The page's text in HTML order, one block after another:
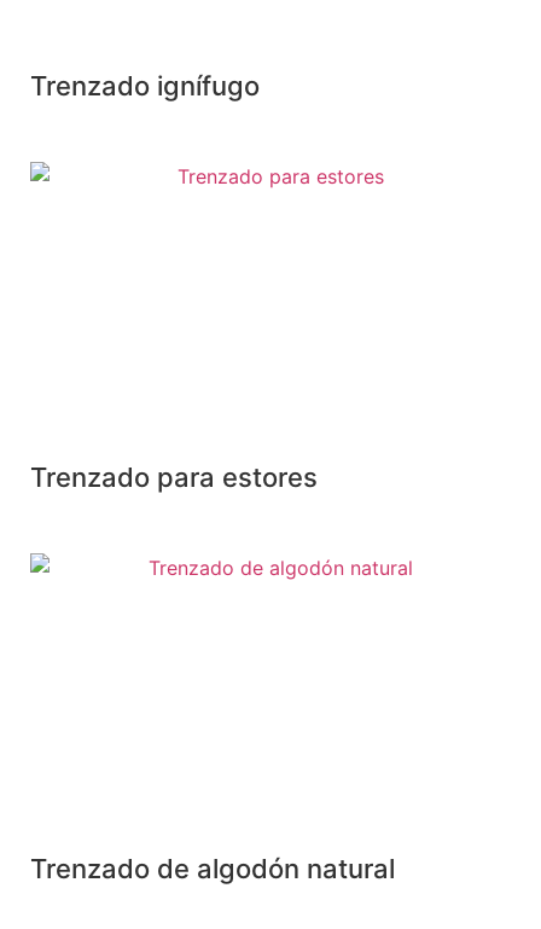
Trenzado ignífugo
Trenzado para estores
Trenzado de algodón natural